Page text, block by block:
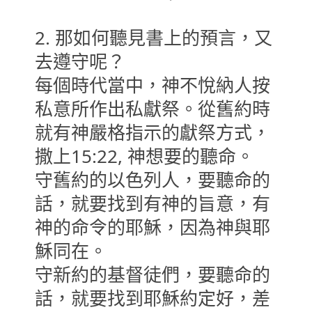
2. 那如何聽見書上的預言，又
去遵守呢？
每個時代當中，神不悅納人按
私意所作出私獻祭。從舊約時
就有神嚴格指示的獻祭方式，
撒上15:22, 神想要的聽命。
守舊約的以色列人，要聽命的
話，就要找到有神的旨意，有
神的命令的耶穌，因為神與耶
穌同在。
守新約的基督徒們，要聽命的
話，就要找到耶穌約定好，差